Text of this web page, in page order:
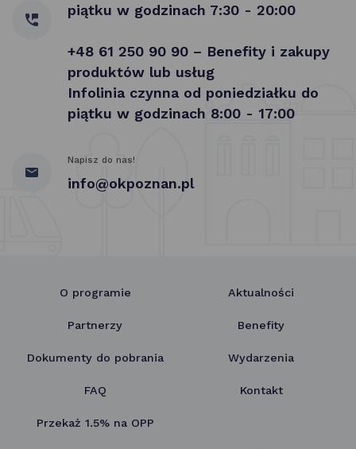
piątku w godzinach 7:30 - 20:00
+48 61 250 90 90 – Benefity i zakupy
produktów lub usług
Infolinia czynna od poniedziałku do
piątku w godzinach 8:00 - 17:00
Napisz do nas!
info@okpoznan.pl
O programie Aktualności
Partnerzy Benefity
Dokumenty do pobrania Wydarzenia
FAQ Kontakt
Przekaż 1.5% na OPP